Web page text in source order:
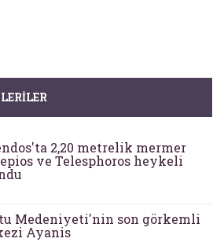
2,20 metrelik mermer
ve Telesphoros heykeli
Medeniyeti'nin son görkemli
Ayanis